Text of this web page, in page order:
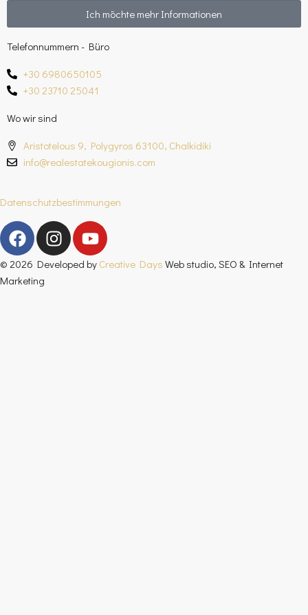
Ich möchte mehr Informationen
Telefonnummern - Büro
+30 6980650105
+30 23710 25041
Wo wir sind
Aristotelous 9, Polygyros 63100, Chalkidiki
info@realestatekougionis.com
Datenschutzbestimmungen
© 2026 Developed by Creative Days Web studio, SEO & Internet
Marketing